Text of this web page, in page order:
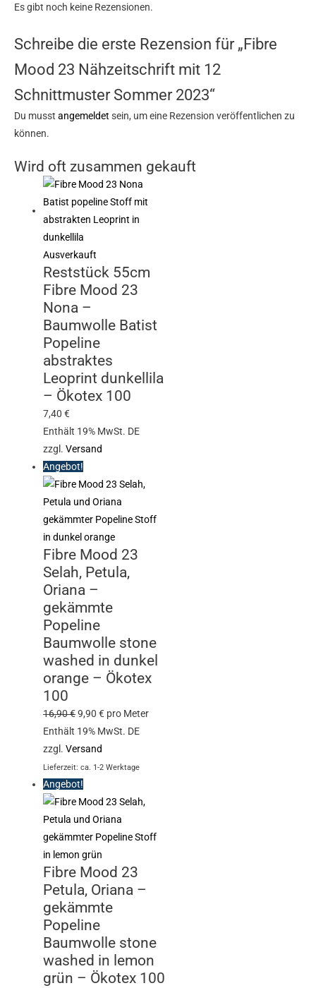
Es gibt noch keine Rezensionen.
Schreibe die erste Rezension für „Fibre
Mood 23 Nähzeitschrift mit 12
Schnittmuster Sommer 2023“
Du musst angemeldet sein, um eine Rezension veröffentlichen zu
können.
Wird oft zusammen gekauft
Ausverkauft
Reststück 55cm
Fibre Mood 23
Nona –
Baumwolle Batist
Popeline
abstraktes
Leoprint dunkellila
– Ökotex 100
7,40€
Enthält 19% MwSt. DE
zzgl.Versand
Angebot!
Fibre Mood 23
Selah, Petula,
Oriana –
gekämmte
Popeline
Baumwolle stone
washed in dunkel
orange – Ökotex
100
16,90€9,90€ pro Meter
Enthält 19% MwSt. DE
zzgl.Versand
Lieferzeit: ca. 1-2 Werktage
Angebot!
Fibre Mood 23
Petula, Oriana –
gekämmte
Popeline
Baumwolle stone
washed in lemon
grün – Ökotex 100